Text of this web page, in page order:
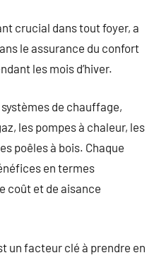
crucial dans tout foyer, a
le assurance du confort
les mois d’hiver.
de chauffage,
les pompes à chaleur, les
poêles à bois. Chaque
en termes
coût et de aisance
un facteur clé à prendre en